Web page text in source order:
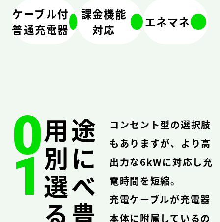
ケーブル付
普通充電器
課金機能
対応
エネマネ
0
1
用途
別に
選べ
る豊
コンセント型の選択肢
もありますが、より高
出力な6kWに対応し充
電時間を短縮。
充電ケーブルが充電器
本体に附属しているの